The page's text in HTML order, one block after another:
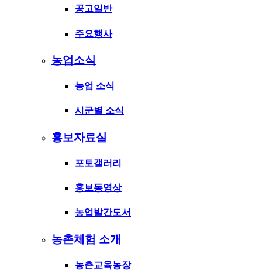
공고일반
주요행사
농업소식
농업 소식
시군별 소식
홍보자료실
포토갤러리
홍보동영상
농업발간도서
농촌체험 소개
농촌교육농장